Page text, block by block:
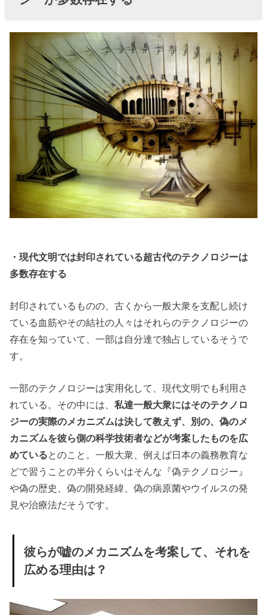
由は？
・現代文明では封印されている超古代のテクノロジーは
多数存在する
封印されているものの、古くから一般大衆を支配し続け
ている血筋やその結社の人々はそれらのテクノロジーの
存在を知っていて、一部は自分達で独占しているそうで
す。
一部のテクノロジーは実用化して、現代文明でも利用さ
れている。その中には、私達一般大衆にはそのテクノロ
ジーの実際のメカニズムは決して教えず、別の、偽のメ
カニズムを彼ら側の科学技術者などが考案したものを広
めているとのこと。一般大衆、例えば日本の義務教育な
どで習うことの半分くらいはそんな『偽テクノロジー』
や偽の歴史、偽の開発経緯、偽の病原菌やウイルスの発
見や治療法だそうです。
彼らが嘘のメカニズムを考案して、それを
広める理由は？